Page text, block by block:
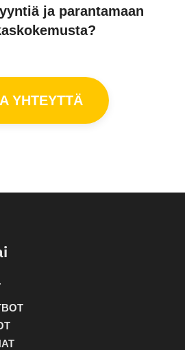
ja parantamaan
YHTEYTTÄ